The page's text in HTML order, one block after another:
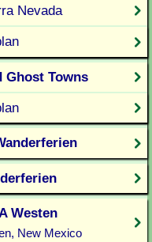
Nevada
Ghost Towns
Westen
New Mexico